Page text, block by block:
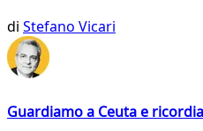
di Stefano Vicari
Guardiamo a Ceuta e